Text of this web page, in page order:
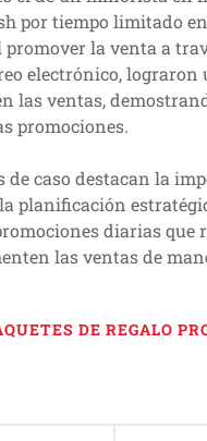
por tiempo limitado
promover la venta a
electrónico, lograron
las ventas,
promociones.
de caso destacan la
planificación
diarias que
las ventas de
DE REGALO